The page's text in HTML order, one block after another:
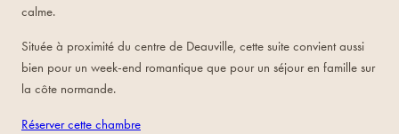
calme.
Située à proximité du centre de Deauville, cette suite convient aussi
bien pour un week-end romantique que pour un séjour en famille sur
la côte normande.
Réserver cette chambre